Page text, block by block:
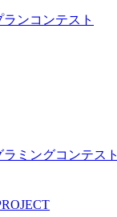
ンコンテスト
ミングコンテスト